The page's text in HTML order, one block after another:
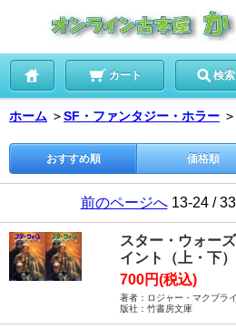
カート 検索
ホーム ＞SF・ファンタジー・ホラー ＞
おすすめ順 価格順
前のページへ13-24 / 33
スター・ウォー
イント（上・下
700円(税込)
著者：ロジャー・マクブラ
版社：竹書房文庫